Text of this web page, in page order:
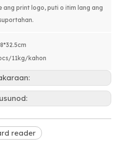
ang print logo, puti o itim lang ang
11kg/kahon
reader